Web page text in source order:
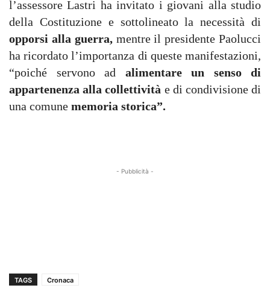
l’assessore Lastri ha invitato i giovani alla studio
della Costituzione e sottolineato la necessità di
opporsi alla guerra, mentre il presidente Paolucci
ha ricordato l’importanza di queste manifestazioni,
“poiché servono ad alimentare un senso di
appartenenza alla collettività e di condivisione di
una comune memoria storica”.
- Pubblicità -
TAGS Cronaca